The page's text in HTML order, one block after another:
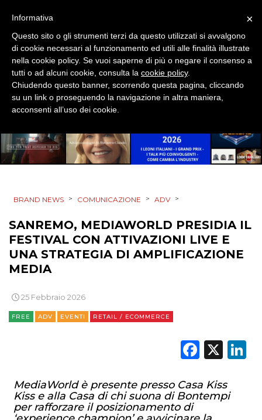
BRAND NEWS > COMUNICAZIONE > ADV >
SANREMO, MEDIAWORLD PRESIDIA IL
FESTIVAL CON ATTIVAZIONI LIVE E
UNA STRATEGIA DI AMPLIFICAZIONE
MEDIA
25 Febbraio 2026
FREE ADV EVENTI RETAIL / ECOMMERCE
X
MediaWorld è presente presso Casa Kiss
Kiss e alla Casa di chi suona di Bontempi
per rafforzare il posizionamento di
×
Informativa
Questo sito o gli strumenti terzi da questo utilizzati si avvalgono
di cookie necessari al funzionamento ed utili alle finalità illustrate
nella cookie policy. Se vuoi saperne di più o negare il consenso a
tutti o ad alcuni cookie, consulta la cookie policy.
Chiudendo questo banner, scorrendo questa pagina, cliccando
su un link o proseguendo la navigazione in altra maniera,
acconsenti all’uso dei cookie.